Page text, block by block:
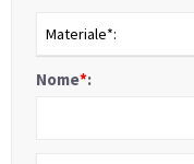
Materiale*:
Nome*: